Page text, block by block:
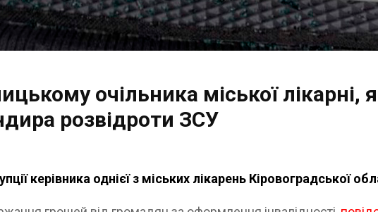
очільника міської лікарні,
розвідроти ЗСУ
керівника однієї з міських лікарень Кіровоградської